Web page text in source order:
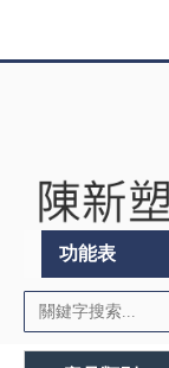
功能表